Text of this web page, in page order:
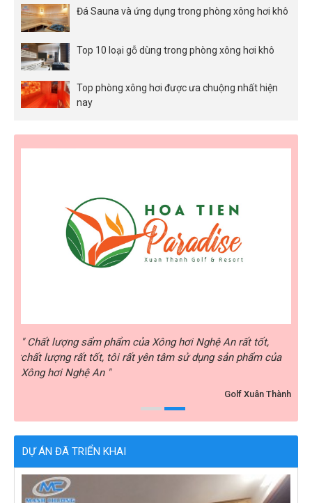
Đá Sauna và ứng dụng trong phòng xông hơi khô
Top 10 loại gỗ dùng trong phòng xông hơi khô
Top phòng xông hơi được ưa chuộng nhất hiện
nay
" Chất lượng sẩm phẩm của Xông hơi Nghệ An rất tốt,
chất lượng rất tốt, tôi rất yên tâm sử dụng sản phẩm của
Xông hơi Nghệ An "
Golf Xuân Thành
DỰ ÁN ĐÃ TRIỂN KHAI